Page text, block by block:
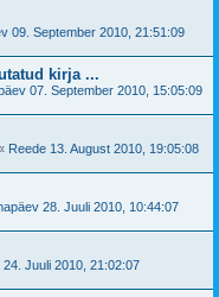
09. September 2010, 21:51:09
kirja ...
07. September 2010, 15:05:09
Reede 13. August 2010, 19:05:08
28. Juuli 2010, 10:44:07
24. Juuli 2010, 21:02:07